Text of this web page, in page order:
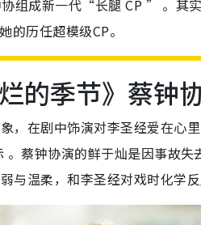
组成新一代“长腿 CP ” 。其
的历任超模级CP。
的季节》蔡钟
，在剧中饰演对李圣经爱在
。蔡钟协演的鲜于灿是因事故
与温柔，和李圣经对戏时化